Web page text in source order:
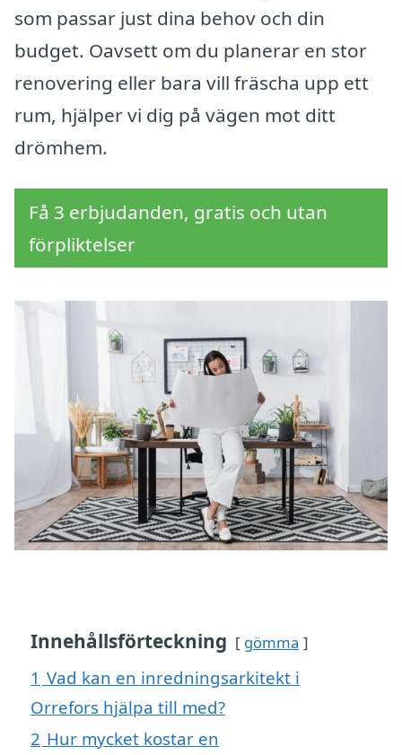
som passar just dina behov och din
budget. Oavsett om du planerar en stor
renovering eller bara vill fräscha upp ett
rum, hjälper vi dig på vägen mot ditt
drömhem.
Få 3 erbjudanden, gratis och utan
förpliktelser
Innehållsförteckning gömma
1 Vad kan en inredningsarkitekt i
Orrefors hjälpa till med?
2 Hur mycket kostar en